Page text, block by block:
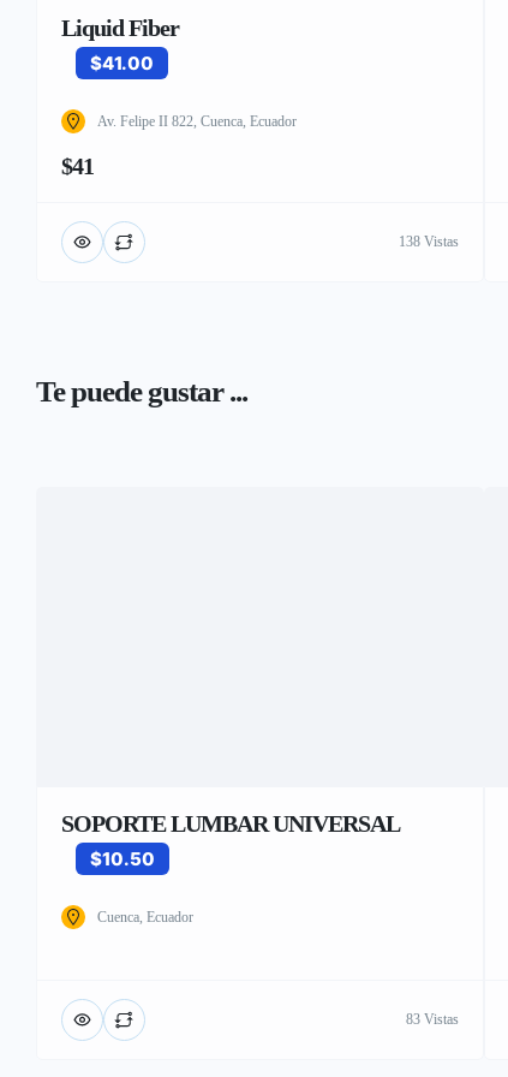
Liquid Fiber
$41.00
Av. Felipe II 822, Cuenca, Ecuador
$41
138 Vistas
Te puede gustar ...
SOPORTE LUMBAR UNIVERSAL
$10.50
Cuenca, Ecuador
83 Vistas